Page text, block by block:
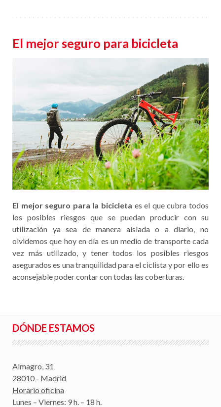
El mejor seguro para bicicleta
El mejor seguro para la bicicleta es el que cubra todos
los posibles riesgos que se puedan producir con su
utilización ya sea de manera aislada o a diario, no
olvidemos que hoy en día es un medio de transporte cada
vez más utilizado, y tener todos los posibles riesgos
asegurados es una tranquilidad para el ciclista y por ello es
aconsejable poder contar con todas las coberturas.
DÓNDE ESTAMOS
Almagro, 31
28010 - Madrid
Horario oficina
Lunes – Viernes: 9 h. – 18 h.